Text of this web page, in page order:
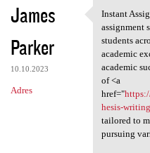
James
Parker
10.10.2023
Adres
Instant
Instant
assignment
students
academic
academic
of <a
href="
hesis-
tailored to
pursuing